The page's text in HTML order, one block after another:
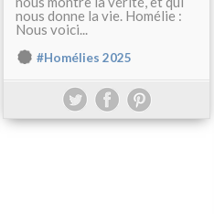
nous donne la vie. Homélie :
Nous voici...
#Homélies 2025